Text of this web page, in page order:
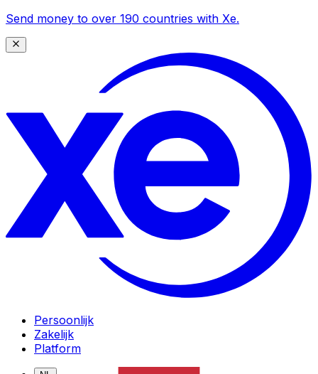
Send money to over 190 countries with Xe.
Persoonlijk
Zakelijk
Platform